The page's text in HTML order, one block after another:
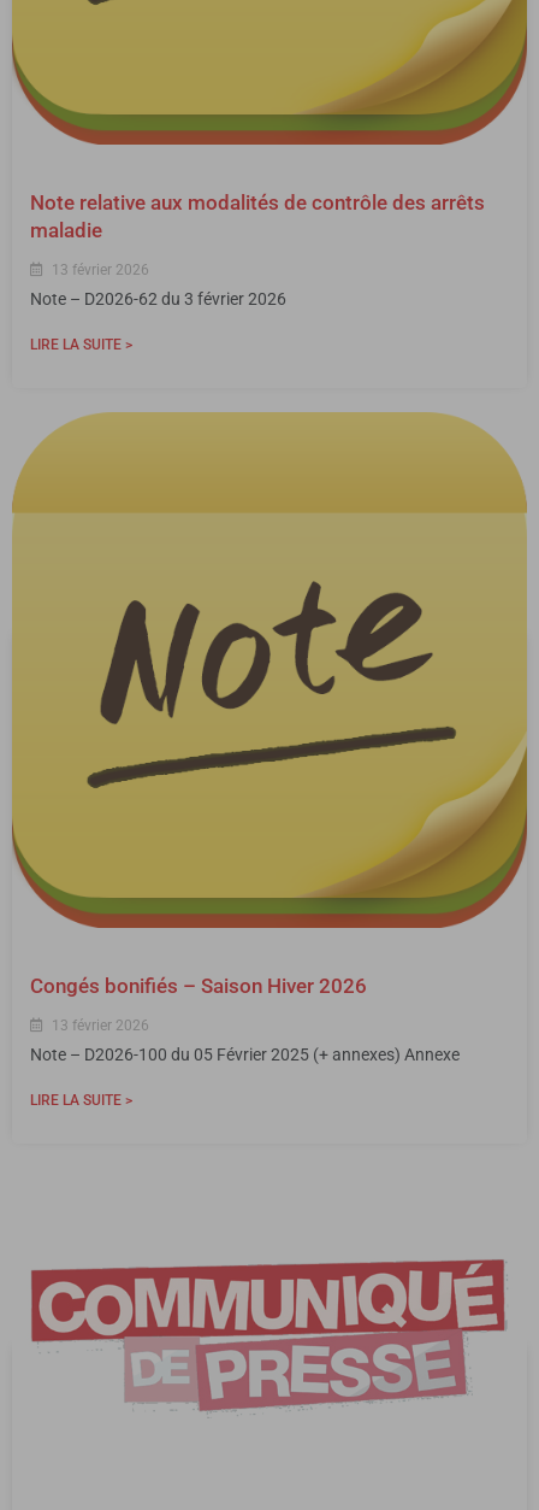
Note relative aux modalités de contrôle des arrêts
maladie
13 février 2026
Note – D2026-62 du 3 février 2026
LIRE LA SUITE >
Congés bonifiés – Saison Hiver 2026
13 février 2026
Note – D2026-100 du 05 Février 2025 (+ annexes) Annexe
LIRE LA SUITE >